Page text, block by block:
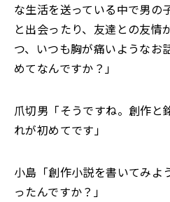
な生活を送っている中で男の
と出会ったり、友達との友情
つ、いつも胸が痛いようなお
めてなんですか？」
爪切男「そうですね。創作と
れが初めてです」
小島「創作小説を書いてみよ
ったんですか？」